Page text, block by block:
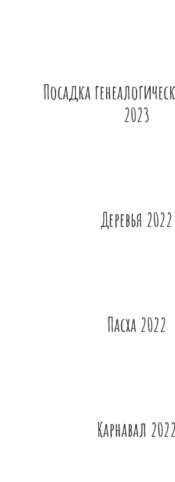
Посадка
2023
Деревья 2022
Пасха 2022
Карнавал 2022